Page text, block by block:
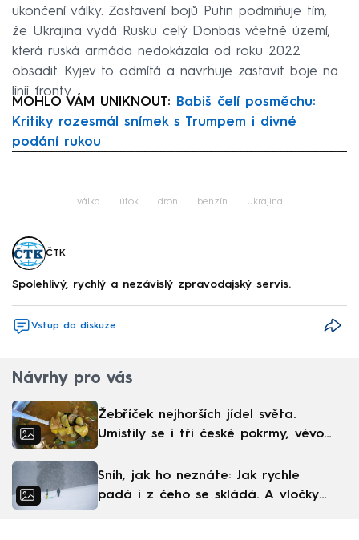
ukončení války. Zastavení bojů Putin podmiňuje tím,
že Ukrajina vydá Rusku celý Donbas včetně území,
která ruská armáda nedokázala od roku 2022
obsadit. Kyjev to odmítá a navrhuje zastavit boje na
linii fronty.
MOHLO VÁM UNIKNOUT: Babiš čelí posměchu:
Kritiky rozesmál snímek s Trumpem i divné
podání rukou
válka útok dron benzín Ukrajina
ČTK
Spolehlivý, rychlý a nezávislý zpravodajský servis.
Vstup do diskuze
Návrhy pro vás
Žebříček nejhorších jídel světa.
Umístily se i tři české pokrmy, vévodí
Sníh, jak ho neznáte: Jak rychle
padá i z čeho se skládá. A vločky